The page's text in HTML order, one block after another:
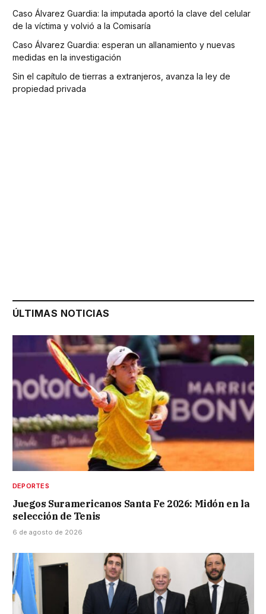
Caso Álvarez Guardia: la imputada aportó la clave del celular
de la víctima y volvió a la Comisaría
Caso Álvarez Guardia: esperan un allanamiento y nuevas
medidas en la investigación
Sin el capítulo de tierras a extranjeros, avanza la ley de
propiedad privada
ÚLTIMAS NOTICIAS
DEPORTES
Juegos Suramericanos Santa Fe 2026: Midón en la
selección de Tenis
6 de agosto de 2026